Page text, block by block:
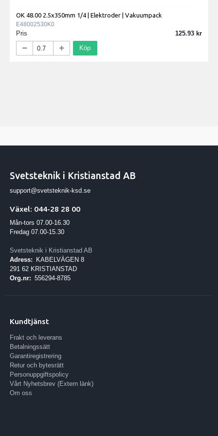
OK 48.00 2.5x350mm 1/4 | Elektroder | Vakuumpack
E48002530K0
Pris 125.93
Köp
Svetsteknik i Kristianstad AB
support@svetsteknik-ksd.se
Växel: 044-28 28 00
Mån-tors 07.00-16.30
Fredag 07.00-15.30
Svetsteknik i Kristianstad AB
Adress: KABELVÄGEN 8
291 62 KRISTIANSTAD
Org.nr: 556294-8785
Kundtjänst
Frakt och leverans
Betalningssätt
Garantiregistrering
Retur och bytesrätt
Personuppgiftspolicy
Vårt Nyhetsbrev (Extern länk)
Om oss